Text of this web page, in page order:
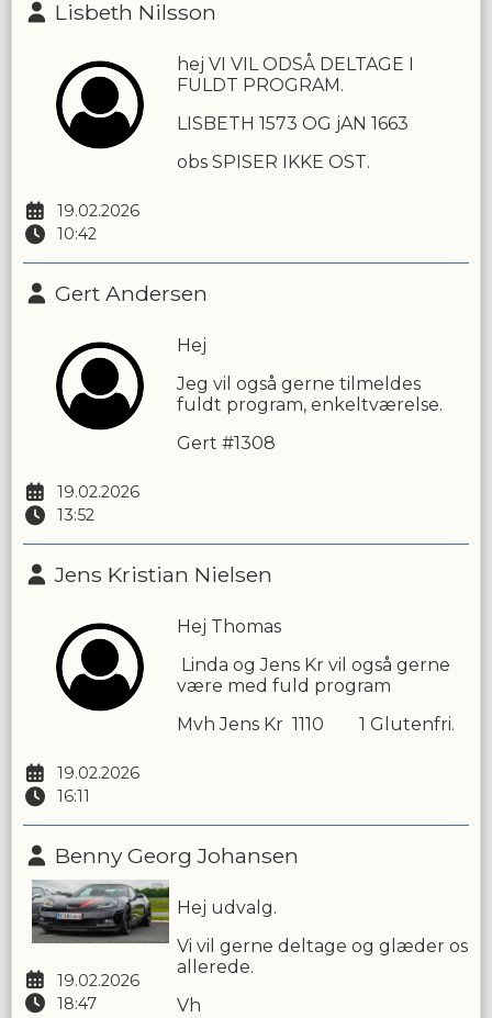
Lisbeth Nilsson
19.02.2026
10:42
hej VI VIL ODSÅ DELTAGE I
FULDT PROGRAM.
LISBETH 1573 OG jAN 1663
obs SPISER IKKE OST.
Gert Andersen
19.02.2026
13:52
Hej
Jeg vil også gerne tilmeldes
fuldt program, enkeltværelse.
Gert #1308
Jens Kristian Nielsen
19.02.2026
16:11
Hej Thomas
Linda og Jens Kr vil også gerne
være med fuld program
Mvh Jens Kr 1110 1 Glutenfri.
Benny Georg Johansen
19.02.2026
18:47
Hej udvalg.
Vi vil gerne deltage og glæder os
allerede.
Vh